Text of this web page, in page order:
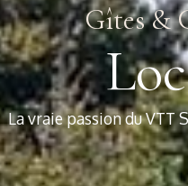
Gîtes &
La vraie passion du VTT